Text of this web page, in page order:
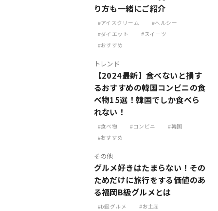
り方も一緒にご紹介
アイスクリーム
ヘルシー
ダイエット
スイーツ
おすすめ
トレンド
【2024最新】食べないと損す
るおすすめの韓国コンビニの食
べ物15選！韓国でしか食べら
れない！
食べ物 コンビニ
韓国
おすすめ
その他
グルメ好きはたまらない！その
ためだけに旅行をする価値のあ
る福岡B級グルメとは
b級グルメ
お土産